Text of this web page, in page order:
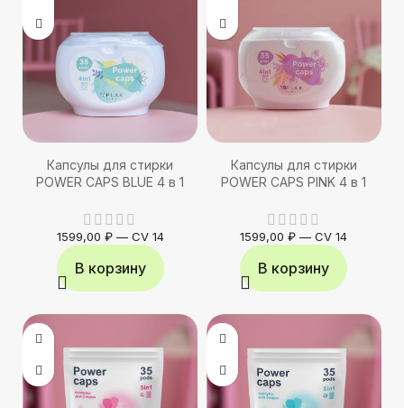
Капсулы для стирки
POWER CAPS BLUE 4 в 1
1599,00 ₽— CV 14
В корзину
Капсулы для стирки
POWER CAPS PINK 4 в 1
1599,00₽ —CV 14
В корзину